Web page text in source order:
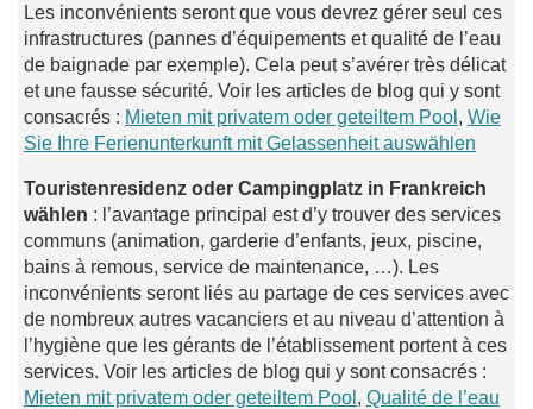
Les inconvénients seront que vous devrez gérer seul ces
infrastructures (pannes d’équipements et qualité de l’eau
de baignade par exemple). Cela peut s’avérer très délicat
et une fausse sécurité. Voir les articles de blog qui y sont
consacrés : Mieten mit privatem oder geteiltem Pool , Wie
Sie Ihre Ferienunterkunft mit Gelassenheit auswählen
Touristenresidenz oder Campingplatz in Frankreich
wählen : l’avantage principal est d’y trouver des services
communs (animation, garderie d’enfants, jeux, piscine,
bains à remous, service de maintenance, …). Les
inconvénients seront liés au partage de ces services avec
de nombreux autres vacanciers et au niveau d’attention à
l’hygiène que les gérants de l’établissement portent à ces
services. Voir les articles de blog qui y sont consacrés :
Mieten mit privatem oder geteiltem Pool , Qualité de l’eau